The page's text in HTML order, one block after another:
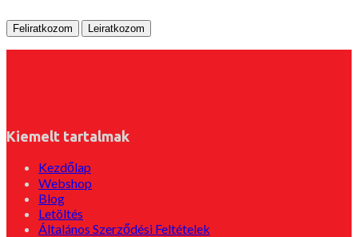
Kiemelt tartalmak
Kezdőlap
Webshop
Blog
Letöltés
Általános Szerződési Feltételek